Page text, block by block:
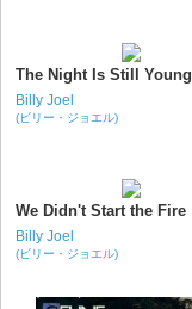
The Night Is Still Young
Billy Joel
(ビリー・ジョエル)
We Didn't Start the Fire
Billy Joel
(ビリー・ジョエル)